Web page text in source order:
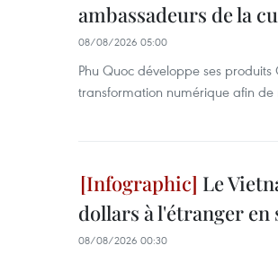
ambassadeurs de la
08/08/2026 05:00
Phu Quoc développe ses
transformation numérique afin de
Le
dollars à l'étranger en
08/08/2026 00:30